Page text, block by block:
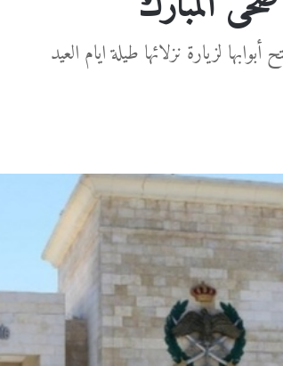
لزيارة نزلائها طيلة ايام العيد